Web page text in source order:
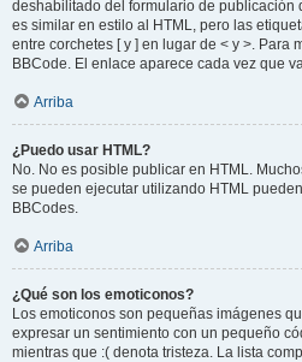
deshabilitado del formulario de publicación
es similar en estilo al HTML, pero las
entre corchetes [ y ] en lugar de < y >. Para
BBCode. El enlace aparece cada vez que
Arriba
¿Puedo usar HTML?
No. No es posible publicar en HTML.
se pueden ejecutar utilizando HTML
BBCodes.
Arriba
¿Qué son los emoticonos?
Los emoticonos son pequeñas imágenes
expresar un sentimiento con un pequeño
mientras que :( denota tristeza. La lista